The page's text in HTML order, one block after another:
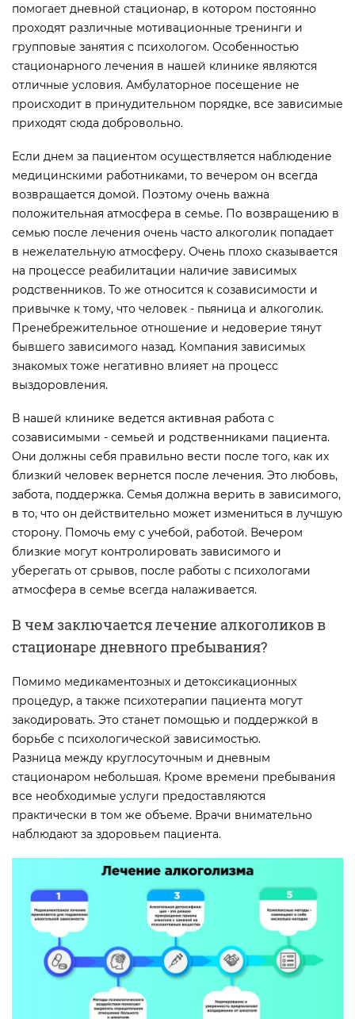
помогает дневной стационар, в котором постоянно
проходят различные мотивационные тренинги и
групповые занятия с психологом. Особенностью
стационарного лечения в нашей клинике являются
отличные условия. Амбулаторное посещение не
происходит в принудительном порядке, все зависимые
приходят сюда добровольно.
Если днем за пациентом осуществляется наблюдение
медицинскими работниками, то вечером он всегда
возвращается домой. Поэтому очень важна
положительная атмосфера в семье. По возвращению в
семью после лечения очень часто алкоголик попадает
в нежелательную атмосферу. Очень плохо сказывается
на процессе реабилитации наличие зависимых
родственников. То же относится к созависимости и
привычке к тому, что человек - пьяница и алкоголик.
Пренебрежительное отношение и недоверие тянут
бывшего зависимого назад. Компания зависимых
знакомых тоже негативно влияет на процесс
выздоровления.
В нашей клинике ведется активная работа с
созависимыми - семьей и родственниками пациента.
Они должны себя правильно вести после того, как их
близкий человек вернется после лечения. Это любовь,
забота, поддержка. Семья должна верить в зависимого,
в то, что он действительно может измениться в лучшую
сторону. Помочь ему с учебой, работой. Вечером
близкие могут контролировать зависимого и
уберегать от срывов, после работы с психологами
атмосфера в семье всегда налаживается.
В чем заключается лечение алкоголиков в
стационаре дневного пребывания?
Помимо медикаментозных и детоксикационных
процедур, а также психотерапии пациента могут
закодировать. Это станет помощью и поддержкой в
борьбе с психологической зависимостью.
Разница между круглосуточным и дневным
стационаром небольшая. Кроме времени пребывания
все необходимые услуги предоставляются
практически в том же объеме. Врачи внимательно
наблюдают за здоровьем пациента.